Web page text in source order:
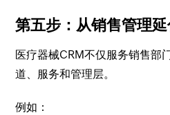
第五步：从销售管理
医疗器械CRM不仅服务销售部
道、服务和管理层。
例如：